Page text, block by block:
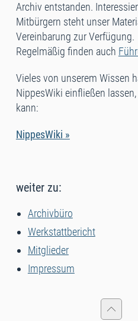
Archiv entstanden.
Mitbürgern steht unser
Vereinbarung zur Verfügung.
Regelmäßig finden auch
Vieles von unserem Wissen
NippesWiki einfließen
kann:
NippesWiki »
weiter zu:
Archivbüro
Werkstattbericht
Mitglieder
Impressum